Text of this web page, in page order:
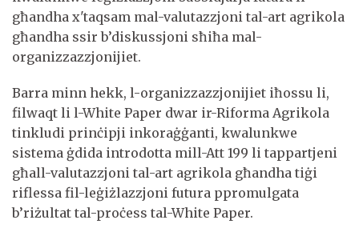
għandha x'taqsam mal-valutazzjoni tal-art agrikola
għandha ssir b’diskussjoni sħiħa mal-
organizzazzjonijiet.
Barra minn hekk, l-organizzazzjonijiet iħossu li,
filwaqt li l-White Paper dwar ir-Riforma Agrikola
tinkludi prinċipji inkoraġġanti, kwalunkwe
sistema ġdida introdotta mill-Att 199 li tappartjeni
għall-valutazzjoni tal-art agrikola għandha tiġi
riflessa fil-leġiżlazzjoni futura ppromulgata
b’riżultat tal-proċess tal-White Paper.